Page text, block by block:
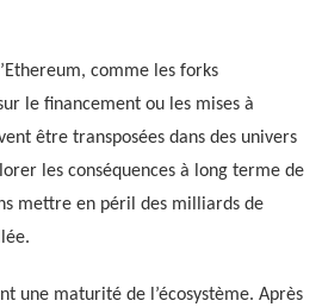
comme les forks
le financement ou les mises à
être transposées dans des univers
les conséquences à long terme de
mettre en péril des milliards de
une maturité de l’écosystème. Après